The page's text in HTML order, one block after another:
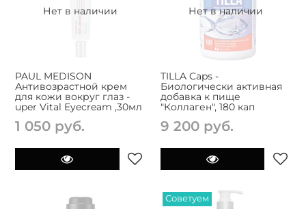
Нет в наличии
PAUL MEDISON
Антивозрастной крем
для кожи вокруг глаз -
uper Vital Eyecream ,30мл
1 050 руб.
Нет в наличии
TILLA Caps -
Биологически активная
добавка к пище
"Коллаген", 180 кап
9 200 руб.
Советуем